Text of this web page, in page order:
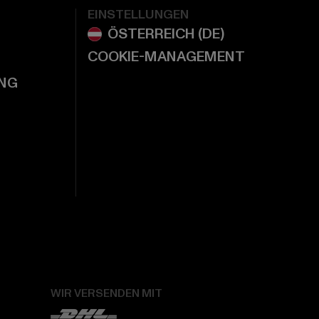
EINSTELLUNGEN
COOKIE-MANAGEMENT
WIR VERSENDEN MIT